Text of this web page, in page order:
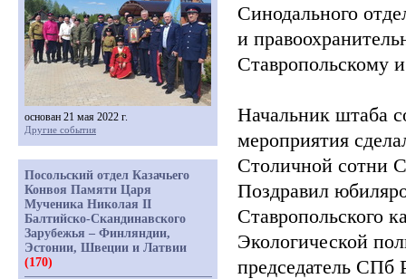
Синодального
и
Ставропольскому
Начальник штаба
мероприятия
Столичной сотни
Поздравил
Ставропольского
Экологической
председатель
основан 21 мая 2022 г.
Другие события
Посольский отдел Казачьего
Конвоя Памяти Царя
Мученика Николая II
Балтийско-Скандинавского
Зарубежья – Финляндии,
Эстонии, Швеции и Латвии
(170)